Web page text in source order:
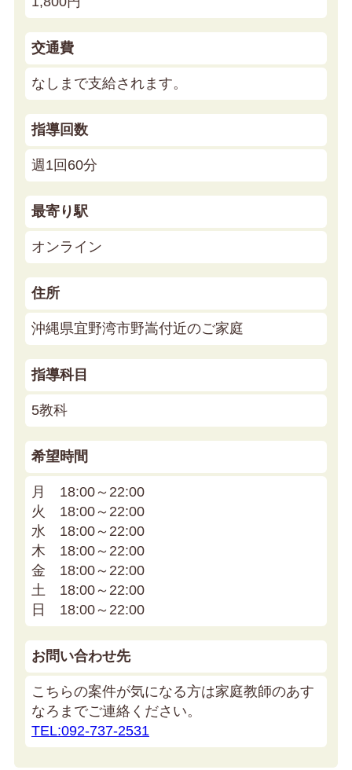
交通費
なしまで支給されます。
指導回数
週1回60分
最寄り駅
オンライン
住所
沖縄県宜野湾市野嵩付近のご家庭
指導科目
5教科
希望時間
月 18:00～22:00
火 18:00～22:00
水 18:00～22:00
木 18:00～22:00
金 18:00～22:00
土 18:00～22:00
日 18:00～22:00
お問い合わせ先
こちらの案件が気になる方は家庭教師のあす
なろまでご連絡ください。
TEL:092-737-2531